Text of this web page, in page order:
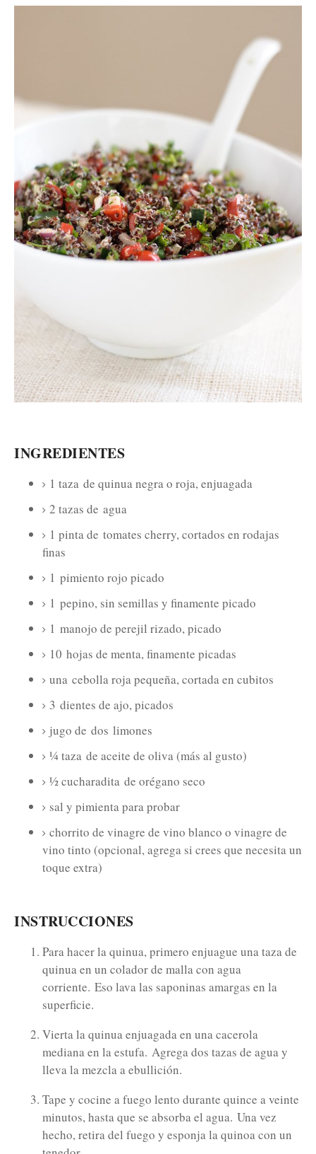
INGREDIENTES
1 taza de quinua negra o roja, enjuagada
2 tazas de agua
1 pinta de tomates cherry, cortados en rodajas
finas
1 pimiento rojo picado
1 pepino, sin semillas y finamente picado
1 manojo de perejil rizado, picado
10 hojas de menta, finamente picadas
una cebolla roja pequeña, cortada en cubitos
3 dientes de ajo, picados
jugo de dos limones
¼ taza de aceite de oliva (más al gusto)
½ cucharadita de orégano seco
sal y pimienta para probar
chorrito de vinagre de vino blanco o vinagre de
vino tinto (opcional, agrega si crees que necesita un
toque extra)
INSTRUCCIONES
Para hacer la quinua, primero enjuague una taza de
quinua en un colador de malla con agua
corriente. Eso lava las saponinas amargas en la
superficie.
Vierta la quinua enjuagada en una cacerola
mediana en la estufa. Agrega dos tazas de agua y
lleva la mezcla a ebullición.
Tape y cocine a fuego lento durante quince a veinte
minutos, hasta que se absorba el agua. Una vez
hecho, retira del fuego y esponja la quinoa con un